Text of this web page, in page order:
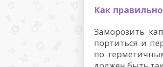
Как
Заморозить
портиться и
по